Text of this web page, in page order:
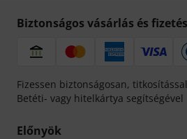
Biztonságos vásárlás és fizetés
Fizessen biztonságosan,
Betéti- vagy hitelkártya segítségével
Előnyök